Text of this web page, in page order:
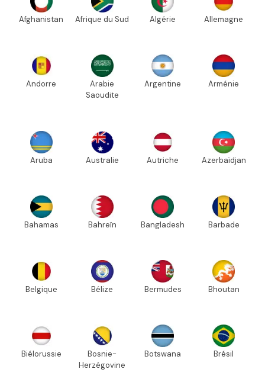
Afghanistan Afrique du Sud Algérie Allemagne
Andorre
Arabie
Saoudite
Argentine Arménie
Aruba Australie Autriche Azerbaïdjan
Bahamas Bahreïn Bangladesh Barbade
Belgique Bélize Bermudes Bhoutan
Biélorussie
Bosnie-
Herzégovine
Botswana Brésil